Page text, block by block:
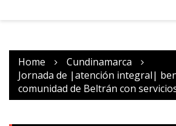
Home
Cundinamarca
Jornada de |atención integral|
comunidad de Beltrán con